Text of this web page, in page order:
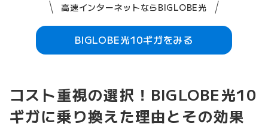
高速インターネットならBIGLOBE光
BIGLOBE光10ギガをみる
コスト重視の選択！BIGLOBE光10
ギガに乗り換えた理由とその効果